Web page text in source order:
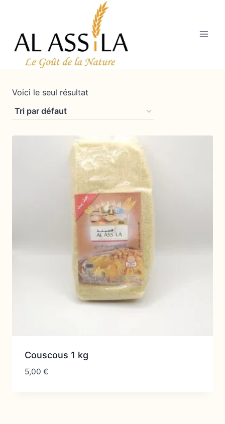
contenu
Voici le seul résultat
Couscous 1 kg
5,00 €